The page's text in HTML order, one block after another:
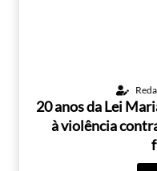
20 anos da Lei
à violência